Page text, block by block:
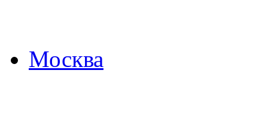
Москва